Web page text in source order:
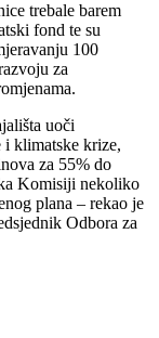
trebale barem
fond te su
100
za
uoči
klimatske krize,
za 55% do
Komisiji nekoliko
plana – rekao je
Odbora za